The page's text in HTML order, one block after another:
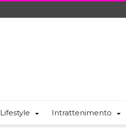
Lifestyle Intrattenimento